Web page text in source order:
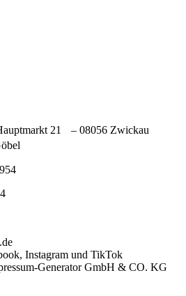
21 – 08056 Zwickau
Instagram und TikTok
Generator GmbH & CO. KG